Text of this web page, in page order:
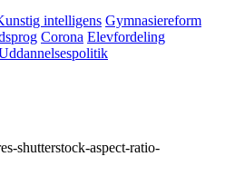
intelligens Gymnasiereform
Corona Elevfordeling